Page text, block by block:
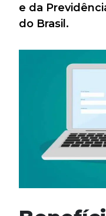
e da
do Brasil.